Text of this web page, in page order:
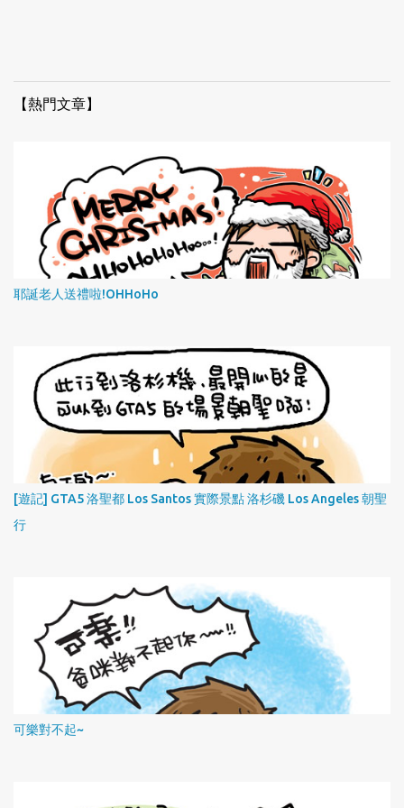
【熱門文章】
耶誕老人送禮啦!OHHoHo
[遊記] GTA5 洛聖都 Los Santos 實際景點 洛杉磯 Los Angeles 朝聖
行
可樂對不起~